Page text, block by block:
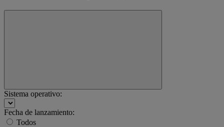
Sistema operativo:
Fecha de lanzamiento:
Todos